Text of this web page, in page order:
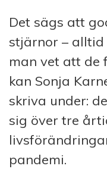
Det sägs att
stjärnor – alltid
man vet att de
kan Sonja
skriva under:
sig över tre
pandemi.